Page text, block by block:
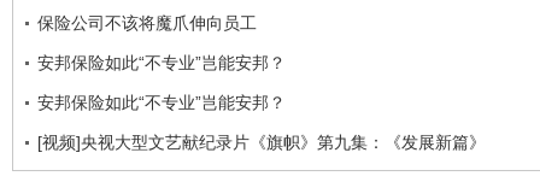
保险公司不该将魔爪伸向员工
安邦保险如此“不专业”岂能安邦？
安邦保险如此“不专业”岂能安邦？
[视频]央视大型文艺献纪录片《旗帜》第九集：《发展新篇》